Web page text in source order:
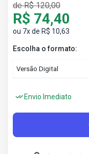
de R$ 120,00
R$ 74,40
ou 7x de R$ 10,63
Escolha o formato:
Envio Imediato